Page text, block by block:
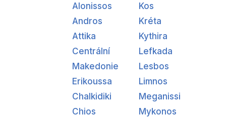
Alonissos
Andros
Attika
Centrální
Makedonie
Erikoussa
Chalkidiki
Chios
Kos
Kréta
Kythira
Lefkada
Lesbos
Limnos
Meganissi
Mykonos